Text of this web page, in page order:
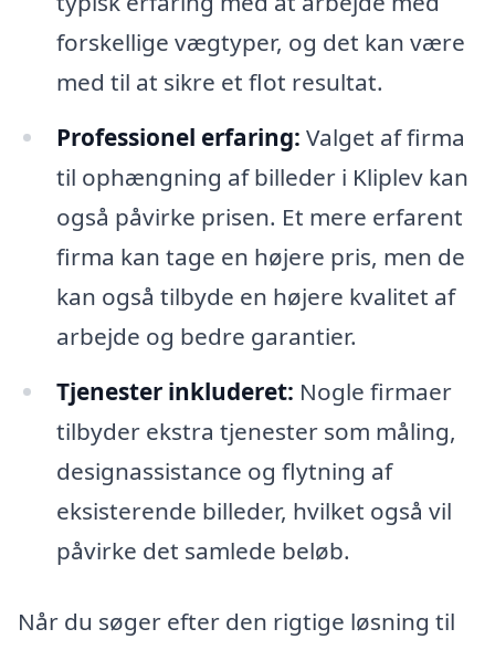
forskellige vægtyper, og det kan være
med til at sikre et flot resultat.
Professionel erfaring: Valget af firma
til ophængning af billeder i Kliplev kan
også påvirke prisen. Et mere erfarent
firma kan tage en højere pris, men de
kan også tilbyde en højere kvalitet af
arbejde og bedre garantier.
Tjenester inkluderet: Nogle firmaer
tilbyder ekstra tjenester som måling,
designassistance og flytning af
eksisterende billeder, hvilket også vil
påvirke det samlede beløb.
Når du søger efter den rigtige løsning til